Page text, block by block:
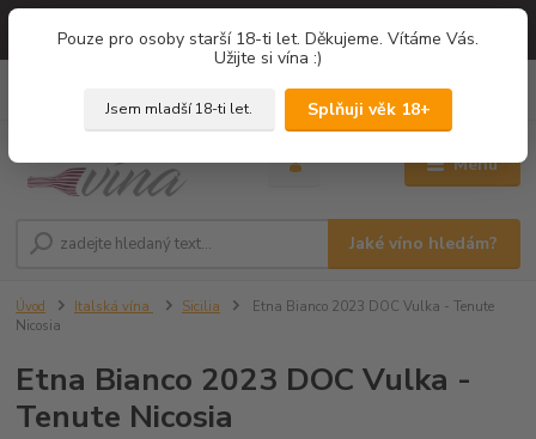
===
Pouze pro osoby starší 18-ti let. Děkujeme. Vítáme Vás.
Užijte si vína :)
Jsem mladší 18-ti let. Splňuji věk 18+
Menu
Jaké víno hledám?
0,00 Kč
Úvod Italská vína Sicilia
Etna Bianco 2023 DOC Vulka - Tenute
Nicosia
Etna Bianco 2023 DOC Vulka -
Tenute Nicosia